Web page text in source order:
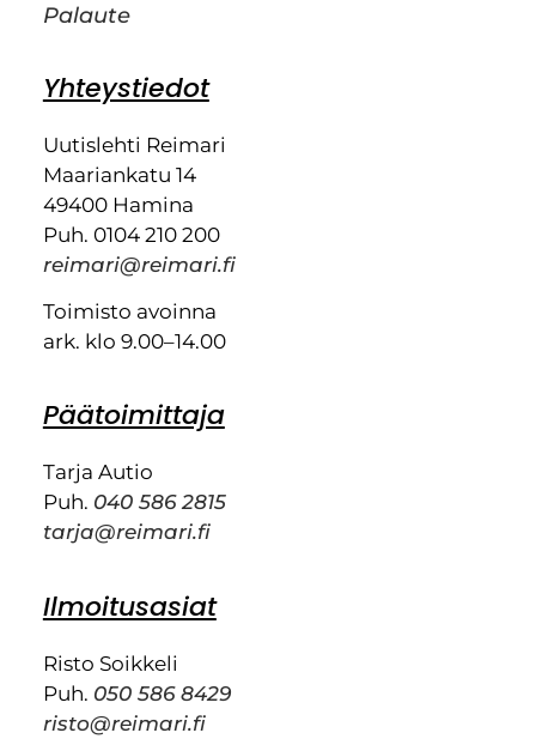
Palaute
Yhteystiedot
Uutislehti Reimari
Maariankatu 14
49400 Hamina
Puh. 0104 210 200
reimari@reimari.fi
Toimisto avoinna
ark. klo 9.00–14.00
Päätoimittaja
Tarja Autio
Puh. 040 586 2815
tarja@reimari.fi
Ilmoitusasiat
Risto Soikkeli
Puh. 050 586 8429
risto@reimari.fi